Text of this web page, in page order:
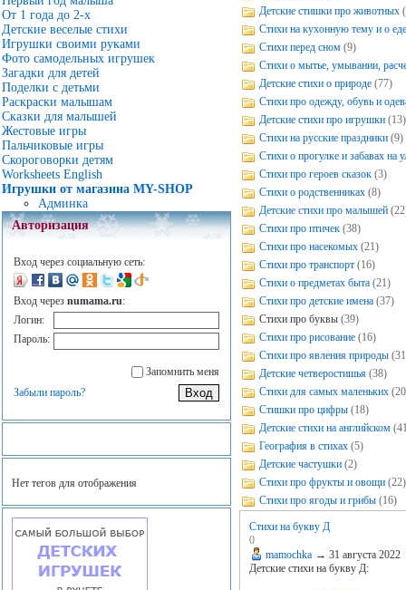
От 1 года до 2-х
Детские веселые стихи
Игрушки своими руками
Фото самодельных игрушек
Загадки для детей
Поделки с детьми
Раскраски малышам
Сказки для малышей
Жестовые игры
Пальчиковые игры
Скороговорки детям
Worksheets English
Игрушки от магазина MY-SHOP
Админка
Авторизация
Вход через социальную сеть:
Вход через numama.ru:
Логин:
Пароль:
Запомнить меня
Забыли пароль?
Нет тегов для отображения
Детские стишки про животных
Стихи на кухонную тему и о еде
Стихи перед сном (9)
Стихи о мытье, умывании,
Детские стихи о природе (77)
Стихи про одежду, обувь и
Детские стихи про игрушки (13)
Стихи на русские праздники (9)
Стихи о прогулке и забавах на
Стихи про героев сказок (3)
Стихи о родственниках (8)
Детские стихи про малышей
Стихи про птичек (38)
Стихи про насекомых (21)
Стихи про транспорт (16)
Стихи о предметах быта (21)
Стихи про детские имена (37)
Стихи про буквы (39)
Стихи про рисование (16)
Стихи про явления природы
Детские четверостишья (38)
Стихи для самых маленьких
Стишки про цифры (18)
Детские стихи на английском
География в стихах (5)
Детские частушки (2)
Стихи про фрукты и овощи (22)
Стихи про ягоды и грибы (16)
Стихи на букву Д
0
mamochka → 31 августа 2022
Детские стихи на букву Д: